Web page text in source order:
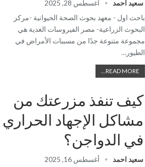
سعيد احمد
أغسطس 28, 2025
باحث اول - معهد بحوث الصحة الحيوانية -مركز
البحوث الزراعية- مصر الفيروسات الغدية هي
مجموعة متنوعة جدًا من مسببات الأمراض في
الطيور…
READ MORE...
كيف تنفذ مزرعتك من
مشاكل الإجهاد الحراري
في الدواجن؟
سعيد احمد
أغسطس 16, 2025